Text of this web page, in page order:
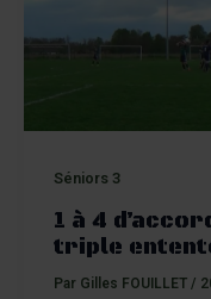
Séniors 3
1 à 4
triple
Par Gilles FOUILLET /